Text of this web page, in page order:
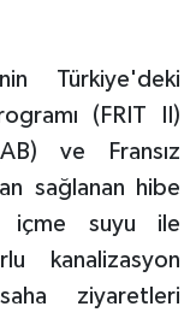
Türkiye'deki
(FRIT II)
ve Fransız
sağlanan hibe
içme suyu ile
kanalizasyon
ziyaretleri